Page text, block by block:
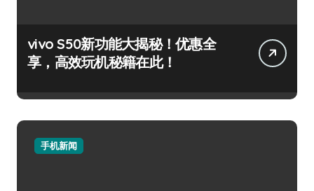
vivo S50新功能大揭秘！优惠全
享，高效玩机秘籍在此！
手机新闻